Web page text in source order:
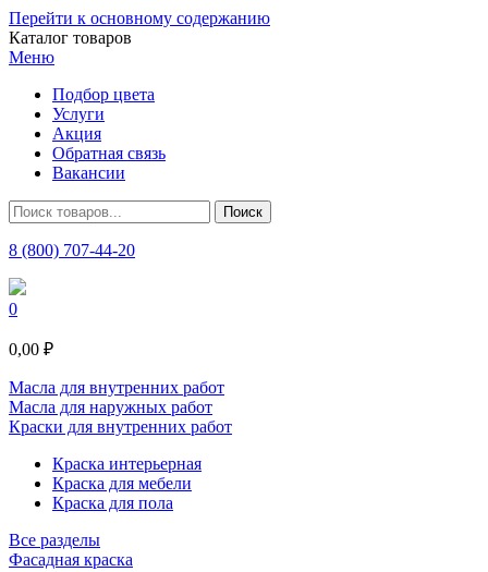
Перейти к основному содержанию
Каталог товаров
Меню
Подбор цвета
Услуги
Акция
Обратная связь
Вакансии
8 (800) 707-44-20
0
0,00 ₽
Масла для внутренних работ
Масла для наружных работ
Краски для внутренних работ
Краска интерьерная
Краска для мебели
Краска для пола
Все разделы
Фасадная краска